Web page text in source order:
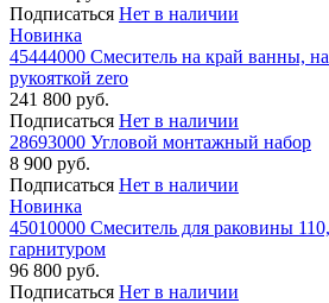
Подписаться Нет в наличии
Новинка
45444000 Смеситель на край ванны, на
рукояткой zero
241 800 руб.
Подписаться Нет в наличии
28693000 Угловой монтажный набор
8 900 руб.
Подписаться Нет в наличии
Новинка
45010000 Смеситель для раковины
гарнитуром
96 800 руб.
Подписаться Нет в наличии